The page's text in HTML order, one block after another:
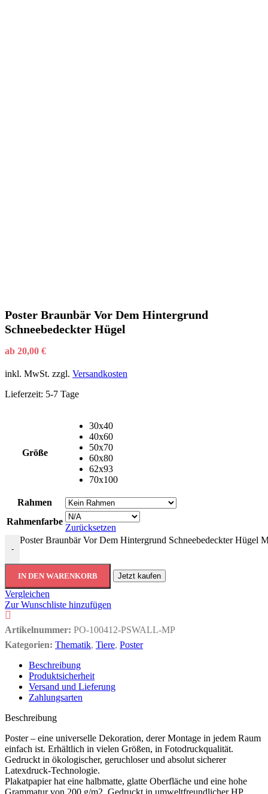
Poster Braunbär Vor Dem Hintergrund
Schneebedeckter Hügel
ab 20,00 €
inkl. MwSt. zzgl. Versandkosten
Lieferzeit: 5-7 Tage
Größe
30x40
40x60
50x70
60x80
62x93
70x100
Rahmen
Rahmenfarbe
Zurücksetzen
-
Poster Braunbär Vor Dem Hintergrund Schneebedeckter Hügel
IN DEN WARENKORB Jetzt kaufen
Vergleichen
Zur Wunschliste hinzufügen
Artikelnummer: PO-100412-PSWALL-MP
Kategorien: Thematik, Tiere, Poster
Beschreibung
Produktsicherheit
Versand und Lieferung
Zahlungsarten
Beschreibung
Poster – eine universelle Dekoration, derer Montage in jedem Raum
einfach ist. Erhältlich in vielen Größen, in Fotodruckqualität.
Gedruckt in ökologischer, geruchloser und absolut sicherer
Latexdruck-Technologie.
Plakatpapier hat eine halbmatte, glatte Oberfläche und eine hohe
Grammatur von 200 g/m2. Gedruckt in umweltfreundlicher HP